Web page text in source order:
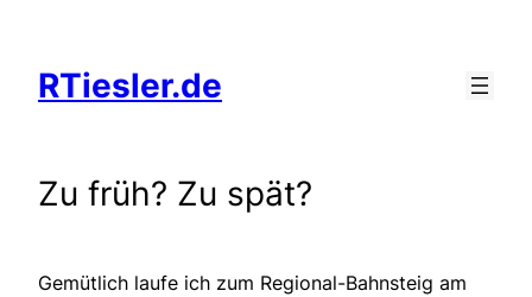
springen
RTiesler.de
Zu früh? Zu spät?
Gemütlich laufe ich zum Regional-Bahnsteig am